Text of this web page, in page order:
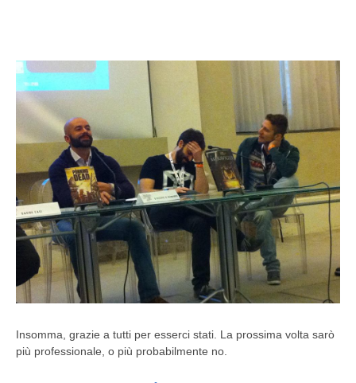
Insomma, grazie a tutti per esserci stati. La prossima volta sarò
più professionale, o più probabilmente no.